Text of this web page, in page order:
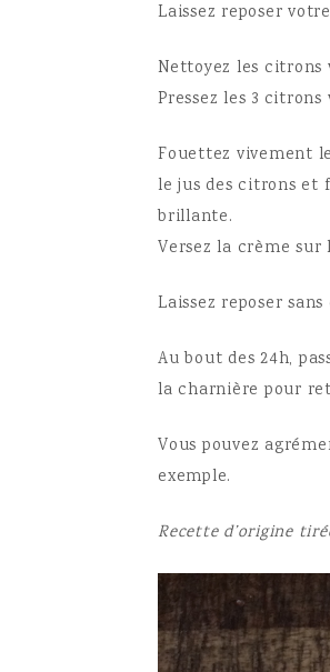
Laissez reposer
Nettoyez les citrons
Pressez les 3 citrons
Fouettez vivement
le jus des citrons et
brillante.
Versez la crème
Laissez reposer
Au bout des 24h,
la charnière pour
Vous pouvez
exemple.
Recette d’origine